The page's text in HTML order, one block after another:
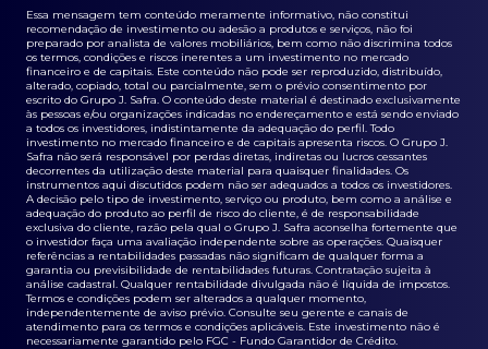
Essa mensagem tem conteúdo meramente informativo, não constitui
recomendação de investimento ou adesão a produtos e serviços, não foi
preparado por analista de valores mobiliários, bem como não discrimina todos
os termos, condições e riscos inerentes a um investimento no mercado
financeiro e de capitais. Este conteúdo não pode ser reproduzido, distribuído,
alterado, copiado, total ou parcialmente, sem o prévio consentimento por
escrito do Grupo J. Safra. O conteúdo deste material é destinado exclusivamente
às pessoas e/ou organizações indicadas no endereçamento e está sendo enviado
a todos os investidores, indistintamente da adequação do perfil. Todo
investimento no mercado financeiro e de capitais apresenta riscos. O Grupo J.
Safra não será responsável por perdas diretas, indiretas ou lucros cessantes
decorrentes da utilização deste material para quaisquer finalidades. Os
instrumentos aqui discutidos podem não ser adequados a todos os investidores.
A decisão pelo tipo de investimento, serviço ou produto, bem como a análise e
adequação do produto ao perfil de risco do cliente, é de responsabilidade
exclusiva do cliente, razão pela qual o Grupo J. Safra aconselha fortemente que
o investidor faça uma avaliação independente sobre as operações. Quaisquer
referências a rentabilidades passadas não significam de qualquer forma a
garantia ou previsibilidade de rentabilidades futuras. Contratação sujeita à
análise cadastral. Qualquer rentabilidade divulgada não é líquida de impostos.
Termos e condições podem ser alterados a qualquer momento,
independentemente de aviso prévio. Consulte seu gerente e canais de
atendimento para os termos e condições aplicáveis. Este investimento não é
necessariamente garantido pelo FGC - Fundo Garantidor de Crédito.